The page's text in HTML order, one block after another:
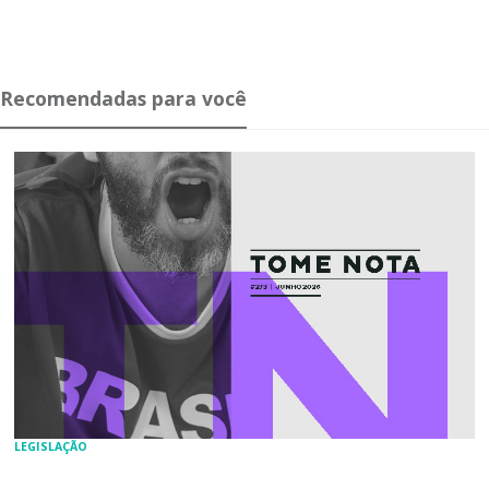
Recomendadas para você
LEGISLAÇÃO